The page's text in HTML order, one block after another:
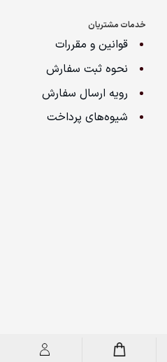
خدمات مشتریان
قوانین و مقررات
نحوه ثبت سفارش
رویه ارسال سفارش
شیوه‌های پرداخت